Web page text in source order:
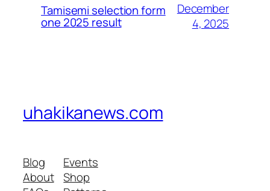
Tamisemi selection form
one 2025 result
December
4, 2025
uhakikanews.com
Blog
About
Events
Shop